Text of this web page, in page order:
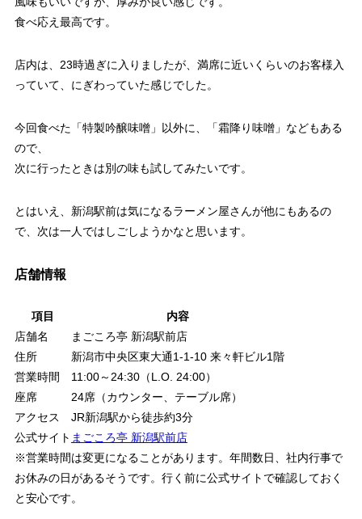
食べ応え最高です。
店内は、23時過ぎに入りましたが、満席に近いくらいのお客様入
っていて、にぎわっていた感じでした。
今回食べた「特製吟醸味噌」以外に、「霜降り味噌」などもある
ので、
次に行ったときは別の味も試してみたいです。
とはいえ、新潟駅前は気になるラーメン屋さんが他にもあるの
で、次は一人ではしごしようかなと思います。
店舗情報
項目
内容
店舗名
まごころ亭 新潟駅前店
住所
新潟市中央区東大通1-1-10 来々軒ビル1階
営業時間
11:00～24:30（L.O. 24:00）
座席
24席（カウンター、テーブル席）
アクセス
JR新潟駅から徒歩約3分
公式サイト まごころ亭 新潟駅前店
※営業時間は変更になることがあります。年間数日、社内行事で
お休みの日があるそうです。行く前に公式サイトで確認しておく
と安心です。